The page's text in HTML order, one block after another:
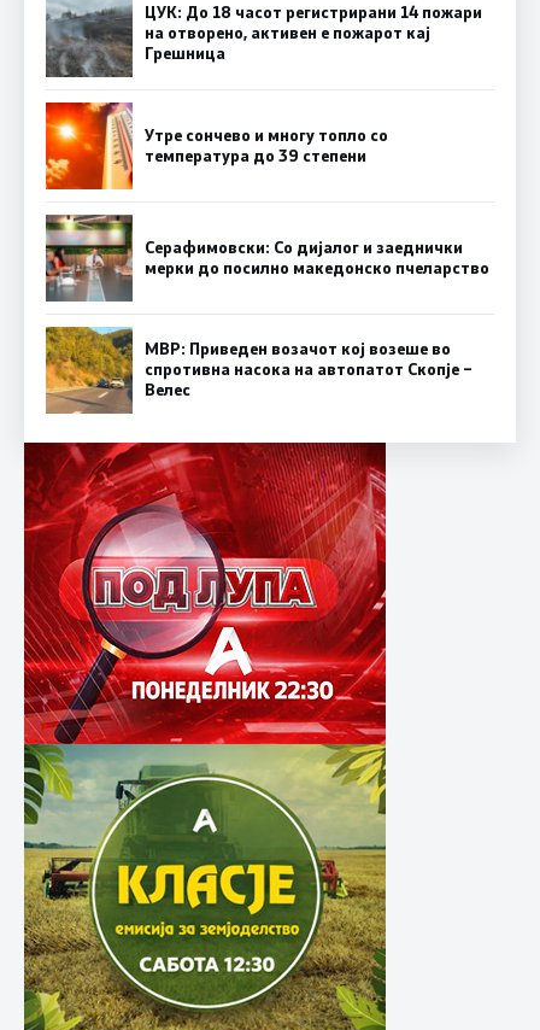
ЦУК: До 18 часот регистрирани 14 пожари
на отворено, активен е пожарот кај
Грешница
Утре сончево и многу топло со
температура до 39 степени
Серафимовски: Со дијалог и заеднички
мерки до посилно македонско пчеларство
МВР: Приведен возачот кој возеше во
спротивна насока на автопатот Скопје –
Велес